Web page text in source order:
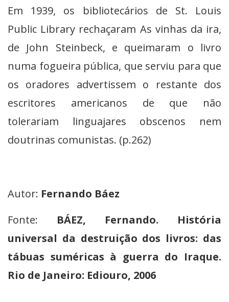
Em 1939, os bibliotecários de St. Louis
Public Library rechaçaram As vinhas da ira,
de John Steinbeck, e queimaram o livro
numa fogueira pública, que serviu para que
os oradores advertissem o restante dos
escritores americanos de que não
tolerariam linguajares obscenos nem
doutrinas comunistas. (p.262)
Autor: Fernando Báez
Fonte: BÁEZ, Fernando. História
universal da destruição dos livros: das
tábuas suméricas à guerra do Iraque.
Rio de Janeiro: Ediouro, 2006